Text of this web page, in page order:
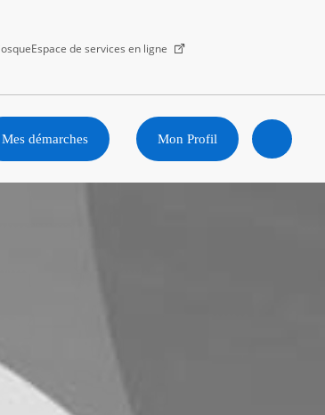
Espace de services en ligne
Mes démarches Mon Profil